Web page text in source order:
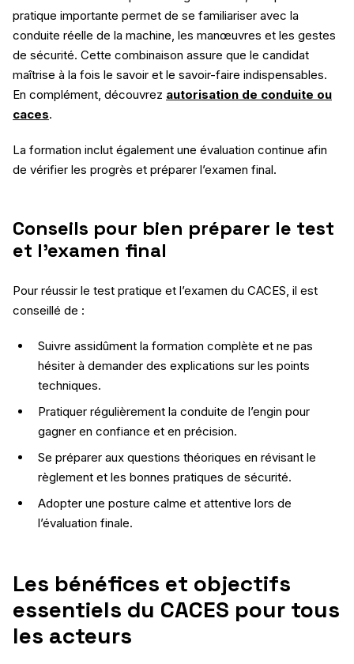
pratique importante permet de se familiariser avec la
conduite réelle de la machine, les manœuvres et les gestes
de sécurité. Cette combinaison assure que le candidat
maîtrise à la fois le savoir et le savoir-faire indispensables.
En complément, découvrez autorisation de conduite ou
caces.
La formation inclut également une évaluation continue afin
de vérifier les progrès et préparer l’examen final.
Conseils pour bien préparer le test
et l’examen final
Pour réussir le test pratique et l’examen du CACES, il est
conseillé de :
Suivre assidûment la formation complète et ne pas
hésiter à demander des explications sur les points
techniques.
Pratiquer régulièrement la conduite de l’engin pour
gagner en confiance et en précision.
Se préparer aux questions théoriques en révisant le
règlement et les bonnes pratiques de sécurité.
Adopter une posture calme et attentive lors de
l’évaluation finale.
Les bénéfices et objectifs
essentiels du CACES pour tous
les acteurs